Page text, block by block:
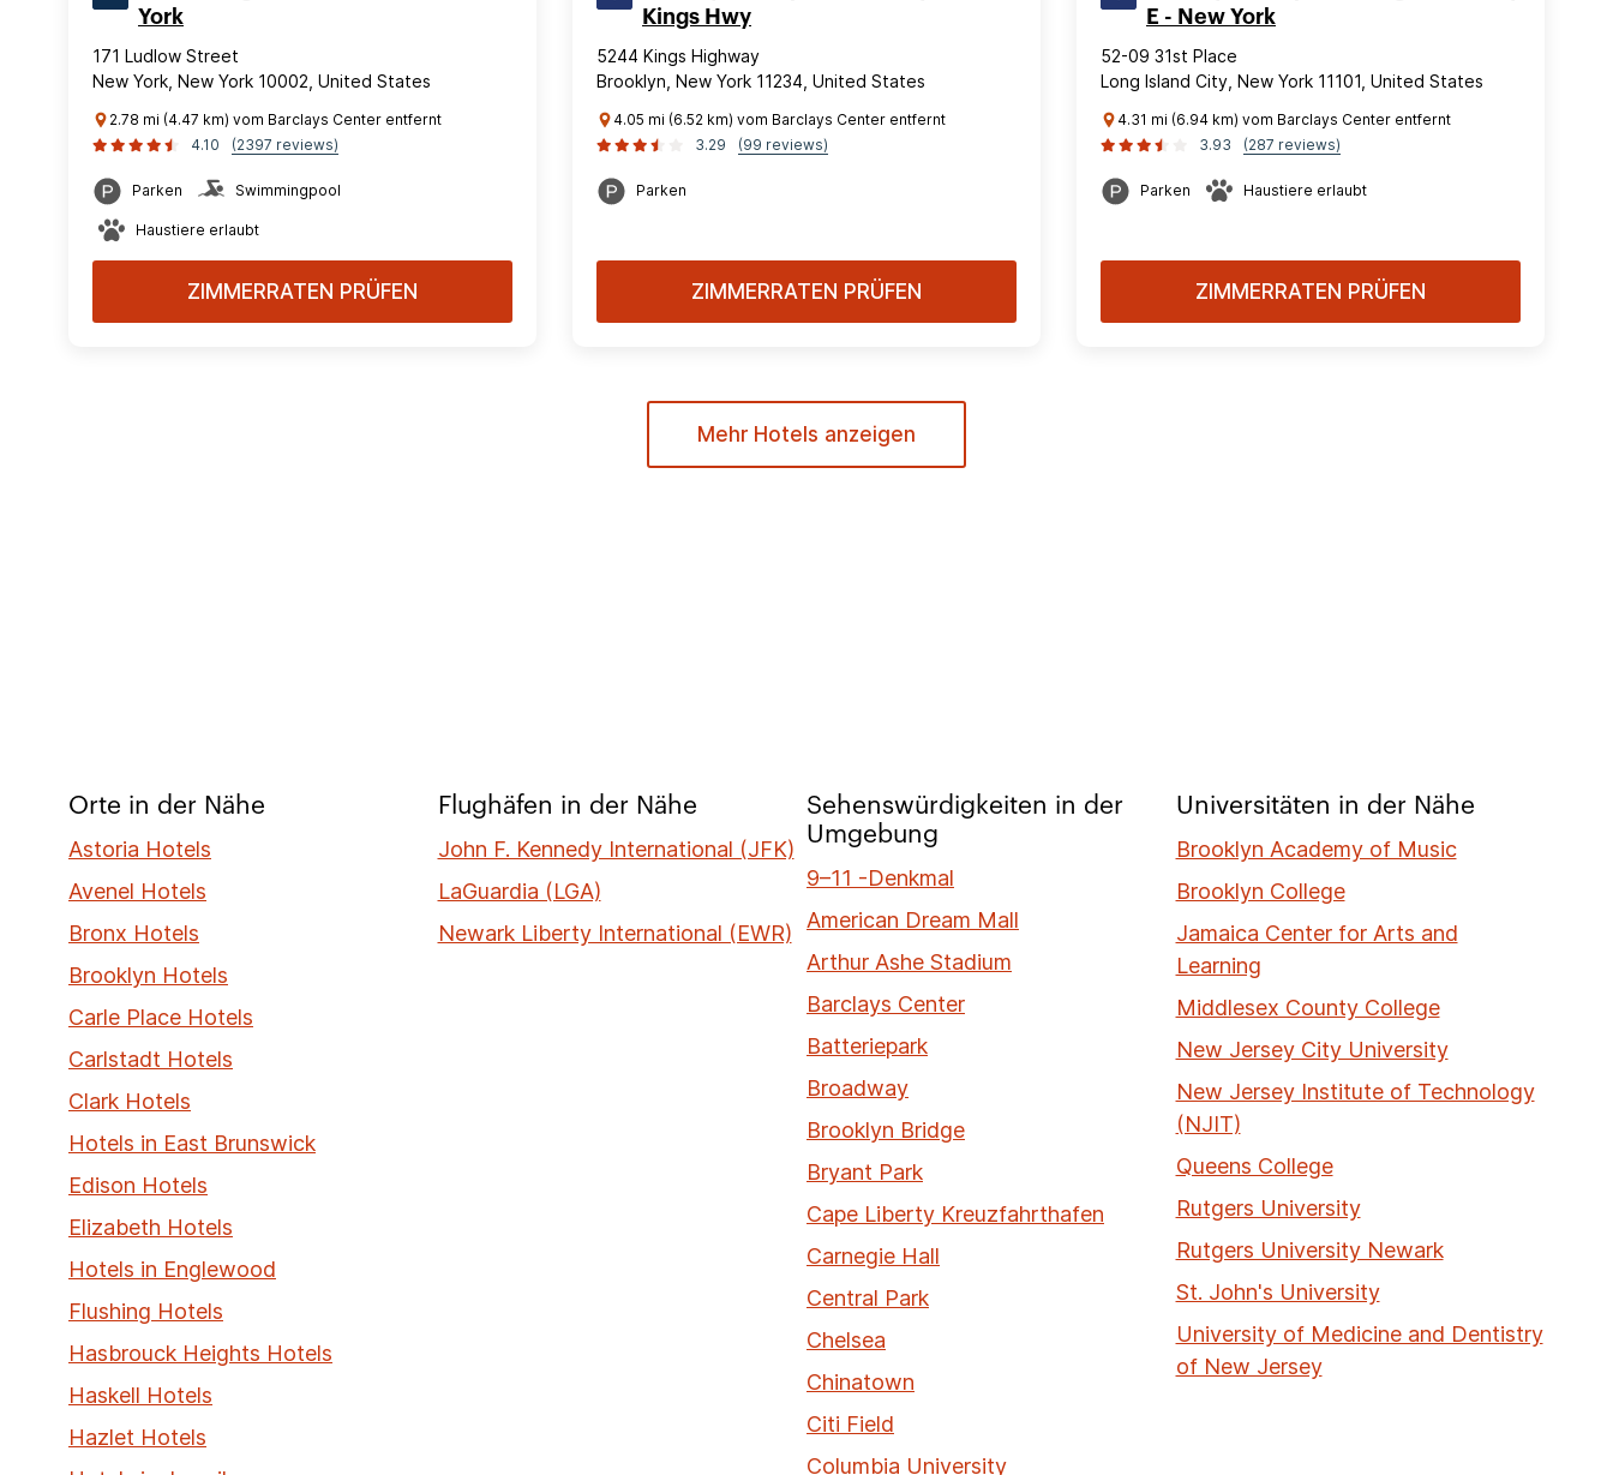
York
171 Ludlow Street
New York, New York 10002, United States
2.78 mi (4.47 km) vom Barclays Center entfernt
4.10
(2397 reviews)
Parken Swimmingpool
Haustiere erlaubt
ZIMMERRATEN PRÜFEN
Kings Hwy
5244 Kings Highway
Brooklyn, New York 11234, United States
4.05 mi (6.52 km) vom Barclays Center entfernt
3.29
(99 reviews)
Parken
ZIMMERRATEN PRÜFEN
E - New York
52-09 31st Place
Long Island City, New York 11101, United States
4.31 mi (6.94 km) vom Barclays Center entfernt
3.93
(287 reviews)
Parken Haustiere erlaubt
ZIMMERRATEN PRÜFEN
Mehr Hotels anzeigen
Orte in der Nähe
Astoria Hotels
Avenel Hotels
Bronx Hotels
Brooklyn Hotels
Carle Place Hotels
Carlstadt Hotels
Clark Hotels
Hotels in East Brunswick
Edison Hotels
Elizabeth Hotels
Hotels in Englewood
Flushing Hotels
Hasbrouck Heights Hotels
Haskell Hotels
Hazlet Hotels
Flughäfen in der Nähe
John F. Kennedy International (JFK)
LaGuardia (LGA)
Newark Liberty International (EWR)
Sehenswürdigkeiten in der
Umgebung
9–11 -Denkmal
American Dream Mall
Arthur Ashe Stadium
Barclays Center
Batteriepark
Broadway
Brooklyn Bridge
Bryant Park
Cape Liberty Kreuzfahrthafen
Carnegie Hall
Central Park
Chelsea
Chinatown
Citi Field
Columbia University
Universitäten in der Nähe
Brooklyn Academy of Music
Brooklyn College
Jamaica Center for Arts and
Learning
Middlesex County College
New Jersey City University
New Jersey Institute of Technology
(NJIT)
Queens College
Rutgers University
Rutgers University Newark
St. John's University
University of Medicine and Dentistry
of New Jersey